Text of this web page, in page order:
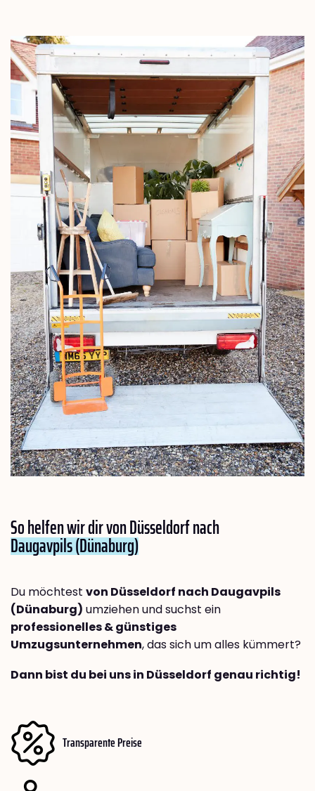
So helfen wir dir von Düsseldorf nach
Daugavpils (Dünaburg)
Du möchtest von Düsseldorf nach Daugavpils
(Dünaburg) umziehen und suchst ein
professionelles & günstiges
Umzugsunternehmen, das sich um alles kümmert?
Dann bist du bei uns in Düsseldorf genau richtig!
Transparente Preise